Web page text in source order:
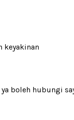
keyakinan
boleh hubungi